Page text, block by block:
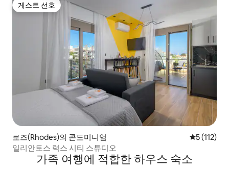
게스트 선호
게스트 선호
로즈(Rhodes)의 콘도미니엄 평점 5점(5
5 (112)
일리안토스 럭스 시티 스튜디오
가족 여행에 적합한 하우스 숙소